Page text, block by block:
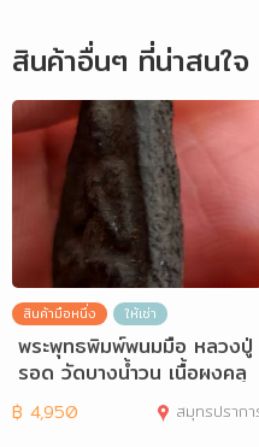
สินค้าอื่นๆ ที่น่าสนใจ
สินค้ามือหนึ่ง ให้เช่า
พระพุทธพิมพ์พนมมือ หลวงปู่
รอด วัดบางน้ำวน เนื้อผงคลุ
กรัก
฿ 4,950 สมุทรปรากา